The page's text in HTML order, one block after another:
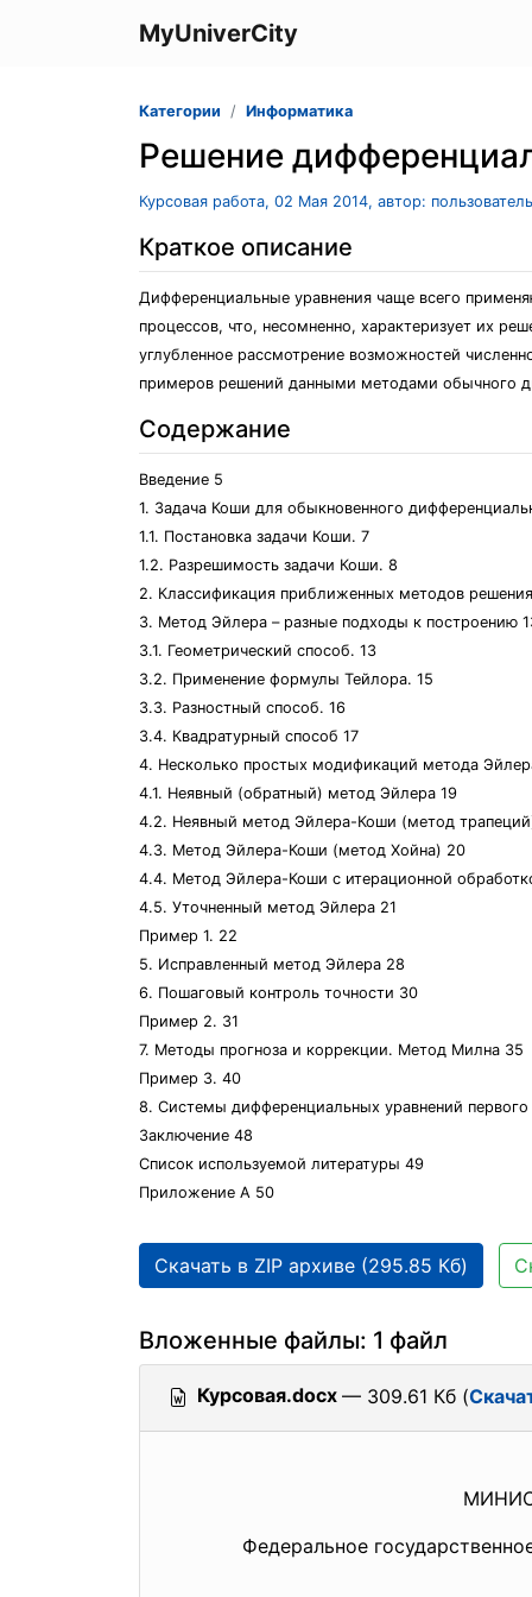
MyUniverCity
Категории Информатика
Решение
Курсовая работа, 02 Мая 2014, автор:
Краткое описание
Дифференциальные уравнения чаще всего
процессов, что, несомненно, характеризует их
углубленное рассмотрение возможностей
примеров решений данными методами обычного
Содержание
Введение 5
1. Задача Коши для обыкновенного
1.1. Постановка задачи Коши. 7
1.2. Разрешимость задачи Коши. 8
2. Классификация приближенных методов
3. Метод Эйлера – разные подходы к построению
3.1. Геометрический способ. 13
3.2. Применение формулы Тейлора. 15
3.3. Разностный способ. 16
3.4. Квадратурный способ 17
4. Несколько простых модификаций метода
4.1. Неявный (обратный) метод Эйлера 19
4.2. Неявный метод Эйлера-Коши (метод
4.3. Метод Эйлера-Коши (метод Хойна) 20
4.4. Метод Эйлера-Коши с итерационной
4.5. Уточненный метод Эйлера 21
Пример 1. 22
5. Исправленный метод Эйлера 28
6. Пошаговый контроль точности 30
Пример 2. 31
7. Методы прогноза и коррекции. Метод Милна 35
Пример 3. 40
8. Системы дифференциальных уравнений
Заключение 48
Список используемой литературы 49
Приложение А 50
Скачать в ZIP архиве (295.85 Кб)
Вложенные файлы: 1 файл
Курсовая.docx — 309.61 Кб (
Федеральное